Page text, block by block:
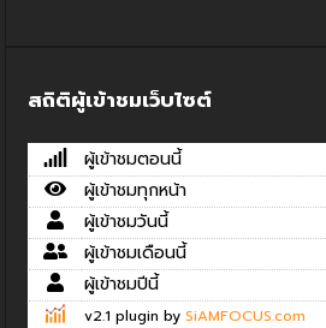
สถิติผู้เข้าชมเว็บไซต์
ผู้เข้าชมตอนนี้
ผู้เข้าชมทุกหน้า
ผู้เข้าชมวันนี้
ผู้เข้าชมเดือนนี้
ผู้เข้าชมปีนี้
v2.1 plugin by SiAMFOCUS.com